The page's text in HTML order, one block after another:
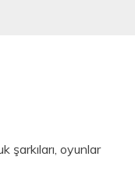
şarkıları, oyunlar